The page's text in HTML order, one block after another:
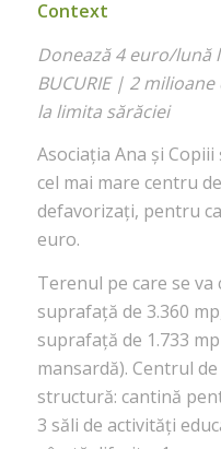
Context
Donează 4 euro/lună
BUCURIE | 2
la limita sărăciei
Asociația Ana și
cel mai mare centru
defavorizați, pentru
euro.
Terenul pe care se
suprafață de 3.360
suprafață de 1.733
mansardă). Centrul
structură: cantină
3 săli de activități